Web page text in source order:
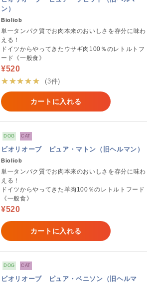
ン）
Bioliob
単一タンパク質でお肉本来のおいしさを存分に味わ
える！
ドイツからやってきたウサギ肉100％のレトルトフ
ード《一般食》
¥520
★★★★★
(3件)
カートに入れる
DOG CAT
ビオリオーブ ピュア・マトン（旧ヘルマン）
Bioliob
単一タンパク質でお肉本来のおいしさを存分に味わ
える！
ドイツからやってきた羊肉100％のレトルトフード
《一般食》
¥520
カートに入れる
DOG CAT
ビオリオーブ ピュア・ベニソン（旧ヘルマ